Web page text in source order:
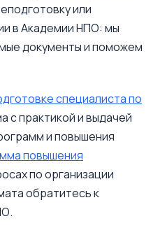
или
в Академии НПО: мы
документы и поможем
специалиста по
с практикой и выдачей
и повышения
повышения
по организации
обратитесь к